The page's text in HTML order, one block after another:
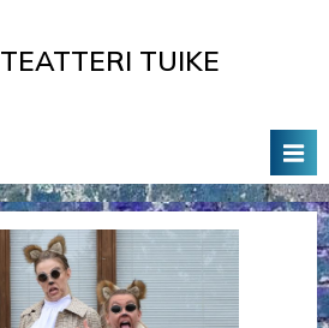
TEATTERI TUIKE